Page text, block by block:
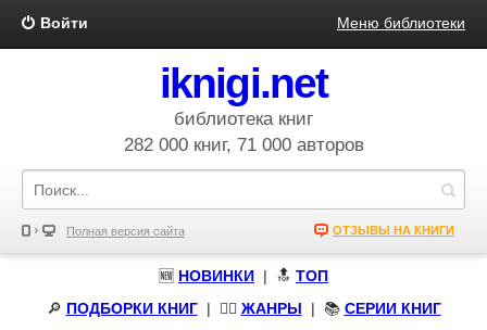
Войти Меню библиотеки
iknigi.net
библиотека книг
282 000 книг, 71 000 авторов
Полная версия сайта ОТЗЫВЫ НА КНИГИ
🆕 НОВИНКИ | 🔝 ТОП
🔎 ПОДБОРКИ КНИГ| 🧝‍♀️ ЖАНРЫ | 📚 СЕРИИ КНИГ